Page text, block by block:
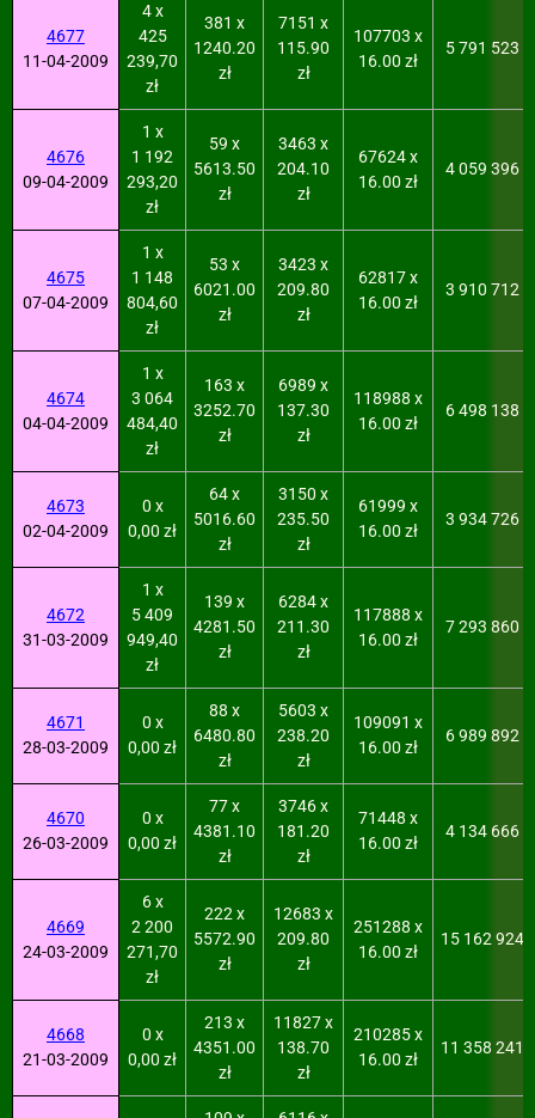
4677
11-04-2009
4 x
425
239,70
zł
381 x
1240.20
zł
7151 x
115.90
zł
107703 x
16.00 zł
5 791 523
4676
09-04-2009
1 x
1 192
293,20
zł
59 x
5613.50
zł
3463 x
204.10
zł
67624 x
16.00 zł
4 059 396
4675
07-04-2009
1 x
1 148
804,60
zł
53 x
6021.00
zł
3423 x
209.80
zł
62817 x
16.00 zł
3 910 712
4674
04-04-2009
1 x
3 064
484,40
zł
163 x
3252.70
zł
6989 x
137.30
zł
118988 x
16.00 zł
6 498 138
4673
02-04-2009
0 x
0,00 zł
64 x
5016.60
zł
3150 x
235.50
zł
61999 x
16.00 zł
3 934 726
4672
31-03-2009
1 x
5 409
949,40
zł
139 x
4281.50
zł
6284 x
211.30
zł
117888 x
16.00 zł
7 293 860
4671
28-03-2009
0 x
0,00 zł
88 x
6480.80
zł
5603 x
238.20
zł
109091 x
16.00 zł
6 989 892
4670
26-03-2009
0 x
0,00 zł
77 x
4381.10
zł
3746 x
181.20
zł
71448 x
16.00 zł
4 134 666
4669
24-03-2009
6 x
2 200
271,70
zł
222 x
5572.90
zł
12683 x
209.80
zł
251288 x
16.00 zł
15 162 924
4668
21-03-2009
0 x
0,00 zł
213 x
4351.00
zł
11827 x
138.70
zł
210285 x
16.00 zł
11 358 241